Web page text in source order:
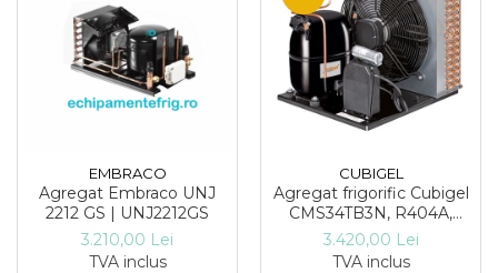
EMBRACO
Agregat Embraco UNJ
2212 GS | UNJ2212GS
3.210,00 Lei
TVA inclus
CUBIGEL
Agregat frigorific Cubigel
CMS34TB3N, R404A,
H/MBP, 220–240 V
3.420,00 Lei
TVA inclus